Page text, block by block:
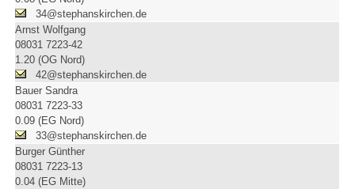
34@stephanskirchen.de
Arnst Wolfgang
08031 7223-42
1.20 (OG Nord)
42@stephanskirchen.de
Bauer Sandra
08031 7223-33
0.09 (EG Nord)
33@stephanskirchen.de
Burger Günther
08031 7223-13
0.04 (EG Mitte)